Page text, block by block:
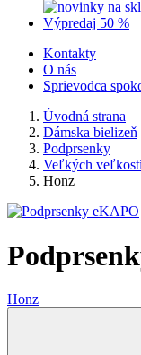
Výpredaj 50 %
Kontakty
O nás
Sprievodca
Úvodná strana
Dámska bielizeň
Podprsenky
Veľkých
Honz
Honz